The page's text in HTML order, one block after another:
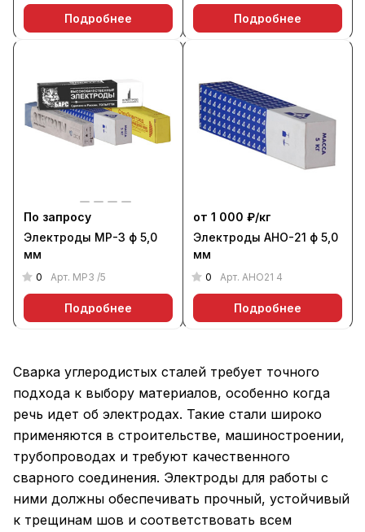
Подробнее Подробнее
По запросу
Электроды МР-3 ф 5,0
мм
0 Арт. МР3 /5
Подробнее
от 1 000 ₽/кг
Электроды АНО-21 ф 5,0
мм
0 Арт. АНО21 4
Подробнее
Сварка углеродистых сталей требует точного
подхода к выбору материалов, особенно когда
речь идет об электродах. Такие стали широко
применяются в строительстве, машиностроении,
трубопроводах и требуют качественного
сварного соединения. Электроды для работы с
ними должны обеспечивать прочный, устойчивый
к трещинам шов и соответствовать всем